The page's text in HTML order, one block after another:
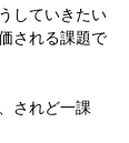
していきたい
される課題で
されど一課